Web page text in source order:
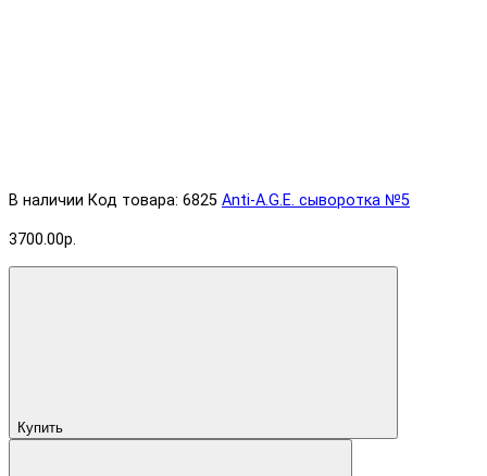
В наличии Код товара: 6825 Anti-A.G.E. cыворотка №5
3700.00р.
Купить